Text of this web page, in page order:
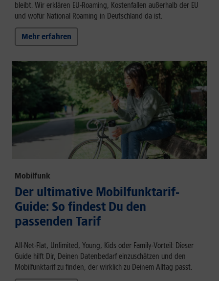
bleibt. Wir erklären EU-Roaming, Kostenfallen außerhalb der EU
und wofür National Roaming in Deutschland da ist.
Mehr erfahren
Mobilfunk
Der ultimative Mobilfunktarif-
Guide: So findest Du den
passenden Tarif
All-Net-Flat, Unlimited, Young, Kids oder Family-Vorteil: Dieser
Guide hilft Dir, Deinen Datenbedarf einzuschätzen und den
Mobilfunktarif zu finden, der wirklich zu Deinem Alltag passt.